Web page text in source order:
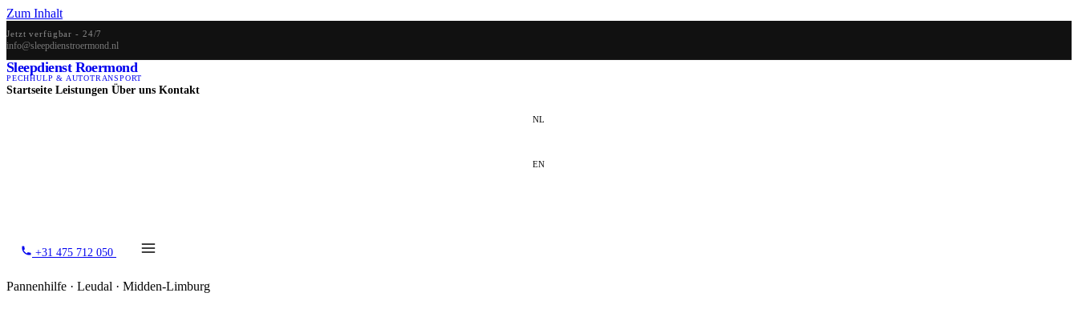
Zum Inhalt
Jetzt verfügbar - 24/7
info@sleepdienstroermond.nl
Sleepdienst Roermond
PECHHULP & AUTOTRANSPORT
Startseite Leistungen Über uns Kontakt
NL
EN
+31 475 712 050
Pannenhilfe · Leudal · Midden-Limburg